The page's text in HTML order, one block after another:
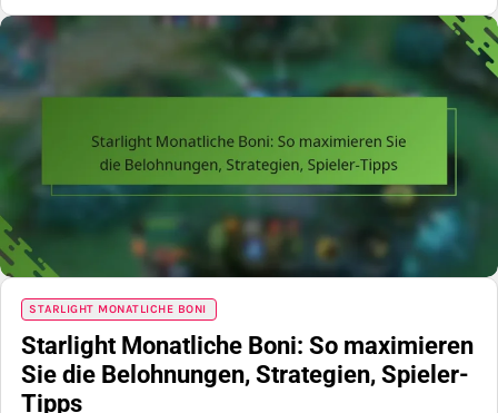
STARLIGHT MONATLICHE BONI
Starlight Monatliche Boni: So maximieren
Sie die Belohnungen, Strategien, Spieler-
Tipps